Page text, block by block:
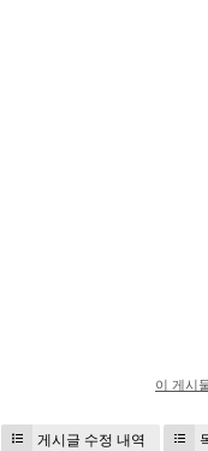
이 게시
게시글 수정 내역